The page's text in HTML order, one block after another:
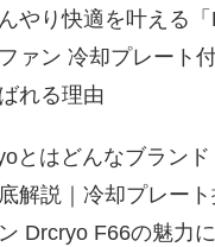
んやり快適を叶える
ァン 冷却プレート付
れる理由
とはどんなブラン
解説｜冷却プレー
Drcryo F66の魅力